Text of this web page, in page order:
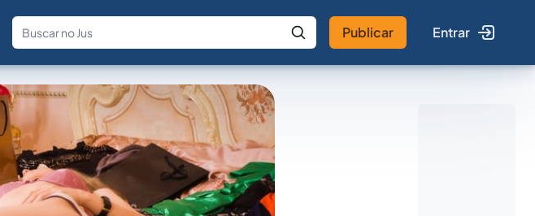
Fale com a IA Buscar no Jus
Publicar Entrar